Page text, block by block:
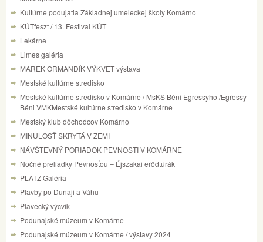
Kultúrne podujatia Základnej umeleckej školy Komárno
KÚTfeszt / 13. Festival KÚT
Lekárne
Limes galéria
MAREK ORMANDÍK VÝKVET výstava
Mestské kultúrne stredisko
Mestské kultúrne stredisko v Komárne / MsKS Béni Egressyho /Egressy
Béni VMKMestské kultúrne stredisko v Komárne
Mestský klub dôchodcov Komárno
MINULOSŤ SKRYTÁ V ZEMI
NÁVŠTEVNÝ PORIADOK PEVNOSTI V KOMÁRNE
Nočné preliadky Pevnosťou – Éjszakai erődtúrák
PLATZ Galéria
Plavby po Dunaji a Váhu
Plavecký výcvik
Podunajské múzeum v Komárne
Podunajské múzeum v Komárne / výstavy 2024